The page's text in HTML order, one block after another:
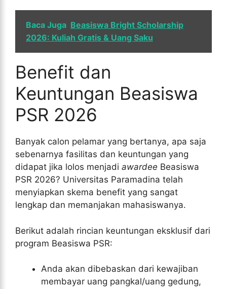
Baca Juga Beasiswa Bright Scholarship
2026: Kuliah Gratis & Uang Saku
Benefit dan
Keuntungan Beasiswa
PSR 2026
Banyak calon pelamar yang bertanya, apa saja
sebenarnya fasilitas dan keuntungan yang
didapat jika lolos menjadi awardee Beasiswa
PSR 2026? Universitas Paramadina telah
menyiapkan skema benefit yang sangat
lengkap dan memanjakan mahasiswanya.
Berikut adalah rincian keuntungan eksklusif dari
program Beasiswa PSR:
Anda akan dibebaskan dari kewajiban
membayar uang pangkal/uang gedung,